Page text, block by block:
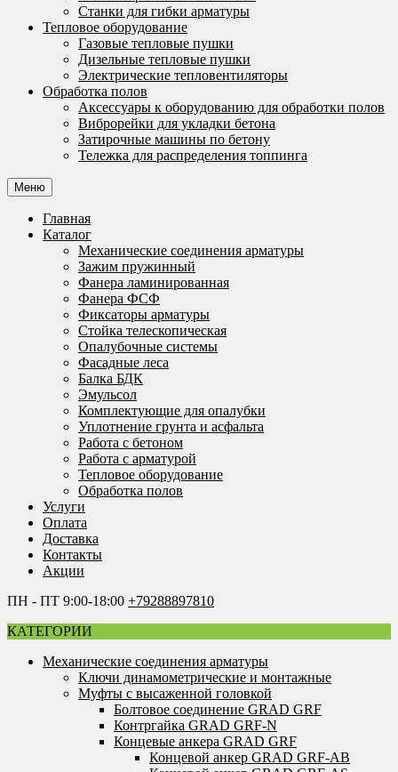
Станки для гибки арматуры
Тепловое оборудование
Газовые тепловые пушки
Дизельные тепловые пушки
Электрические тепловентиляторы
Обработка полов
Аксессуары к оборудованию для обработки полов
Виброрейки для укладки бетона
Затирочные машины по бетону
Тележка для распределения топпинга
Меню
Главная
Каталог
Механические соединения арматуры
Зажим пружинный
Фанера ламинированная
Фанера ФСФ
Фиксаторы арматуры
Стойка телескопическая
Опалубочные системы
Фасадные леса
Балка БДК
Эмульсол
Комплектующие для опалубки
Уплотнение грунта и асфальта
Работа с бетоном
Работа с арматурой
Тепловое оборудование
Обработка полов
Услуги
Оплата
Доставка
Контакты
Акции
ПН - ПТ 9:00-18:00 +79288897810
КАТЕГОРИИ
Механические соединения арматуры
Ключи динамометрические и монтажные
Муфты с высаженной головкой
Болтовое соединение GRAD GRF
Контргайка GRAD GRF-N
Концевые анкера GRAD GRF
Концевой анкер GRAD GRF-AB